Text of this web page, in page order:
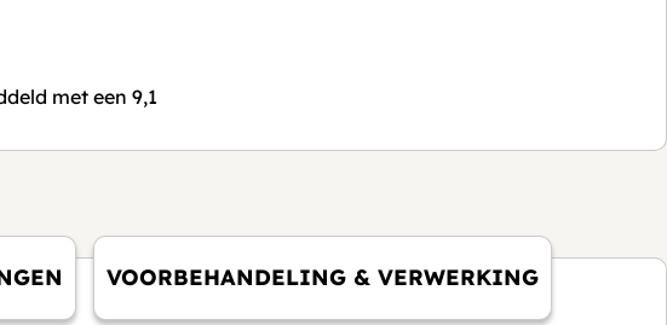
met een 9,1
VOORBEHANDELING & VERWERKING